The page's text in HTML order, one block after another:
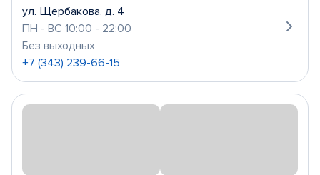
ул. Щербакова, д. 4
ПН - ВС 10:00 - 22:00
Без выходных
+7 (343) 239-66-15